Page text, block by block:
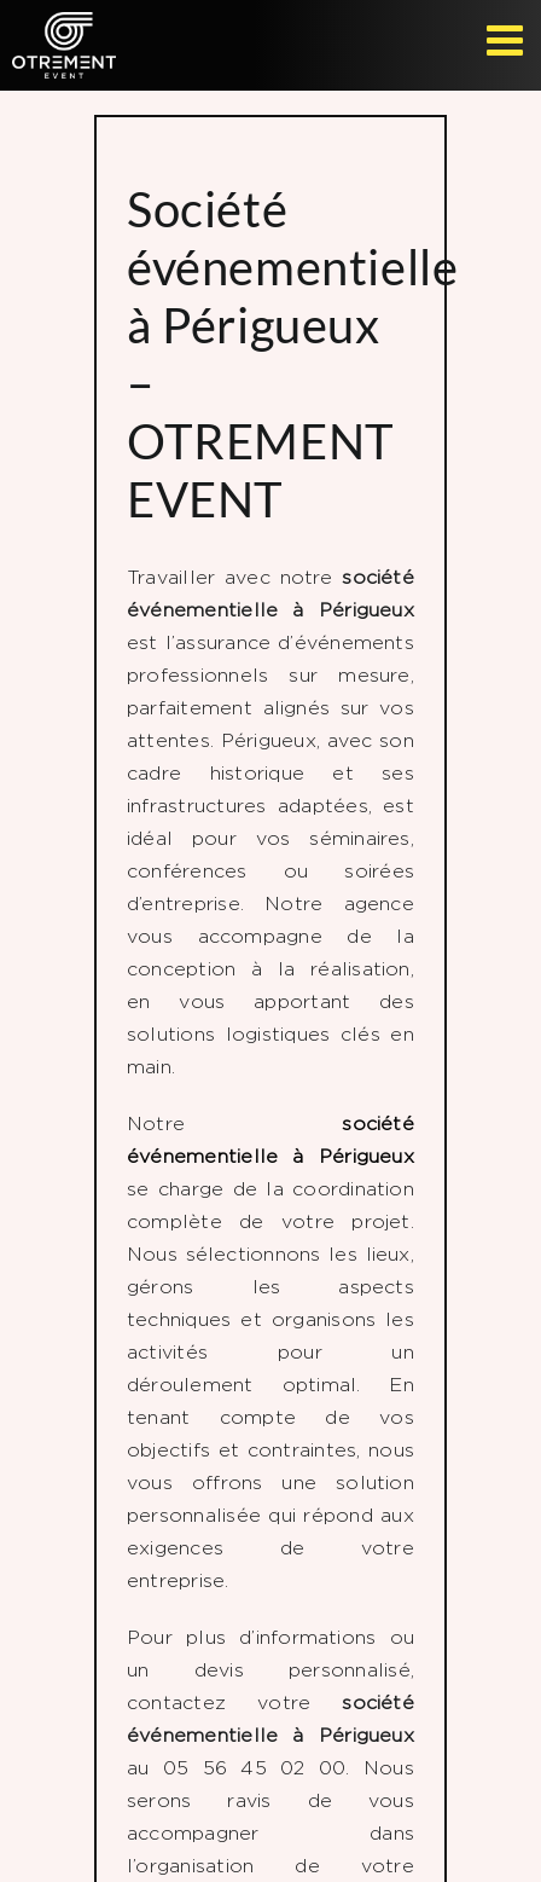
Passer
contenu
Société
événementielle
à Périgueux
–
OTREMENT
EVENT
Travailler avec notresociété
événementielle à Périgueux
est l’assurance d’événements
professionnels sur mesure,
parfaitement alignés sur vos
attentes. Périgueux, avec son
cadre historique et ses
infrastructures adaptées, est
idéal pour vos séminaires,
conférences ou soirées
d’entreprise. Notre agence
vous accompagne de la
conception à la réalisation,
en vous apportant des
solutions logistiques clés en
main.
Notresociété
événementielle à Périgueux
se charge de la coordination
complète de votre projet.
Nous sélectionnons les lieux,
gérons les aspects
techniques et organisons les
activités pour un
déroulement optimal. En
tenant compte de vos
objectifs et contraintes, nous
vous offrons une solution
personnalisée qui répond aux
exigences de votre
entreprise.
Pour plus d’informations ou
un devis personnalisé,
contactez votresociété
événementielle à Périgueux
au 05 56 45 02 00. Nous
serons ravis de vous
accompagner dans
l’organisation de votre